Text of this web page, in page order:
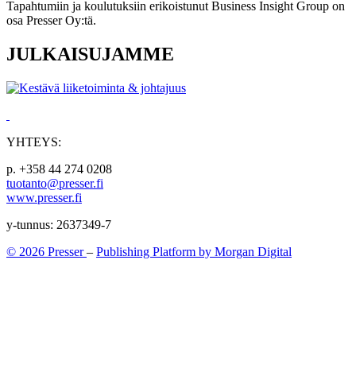
Tapahtumiin ja koulutuksiin erikoistunut Business Insight Group on
osa Presser Oy:tä.
JULKAISUJAMME
YHTEYS:
p. +358 44 274 0208
tuotanto@presser.fi
www.presser.fi
y-tunnus: 2637349-7
© 2026 Presser– Publishing Platform by Morgan Digital